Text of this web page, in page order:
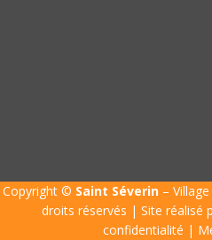
Copyright © Saint Séverin –
droits réservés | Site réalisé
confidentialité |